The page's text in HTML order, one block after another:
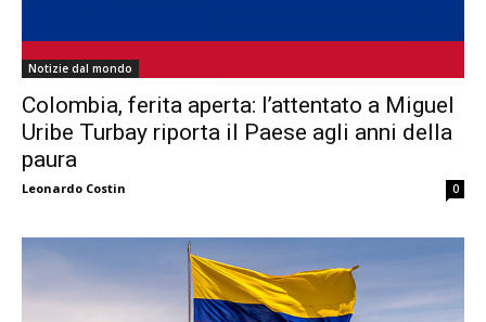
Notizie dal mondo
Colombia, ferita aperta: l’attentato a Miguel
Uribe Turbay riporta il Paese agli anni della
paura
Leonardo Costin 0